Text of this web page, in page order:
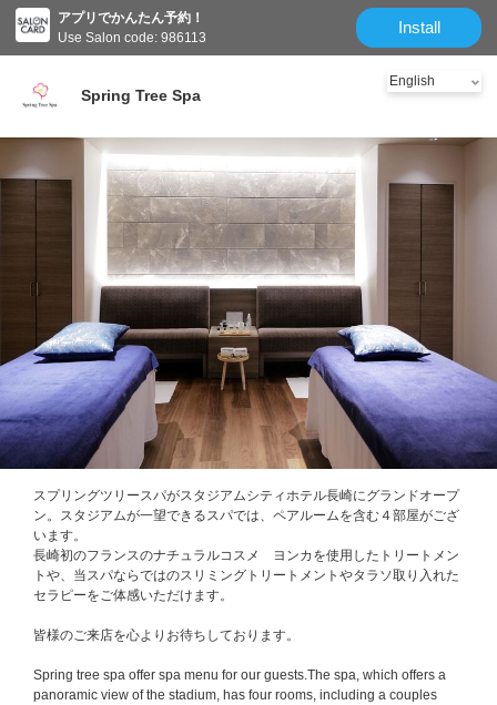
アプリでかんたん予約！
Use Salon code: 986113
Install
クーポン メニュー スタッフ Salon information Reviews
Spring Tree Spa
スプリングツリースパがスタジアムシティホテル長崎にグランドオープ
ン。スタジアムが一望できるスパでは、ペアルームを含む４部屋がござ
います。
長崎初のフランスのナチュラルコスメ ヨンカを使用したトリートメン
トや、当スパならではのスリミングトリートメントやタラソ取り入れた
セラピーをご体感いただけます。
皆様のご来店を心よりお待ちしております。
Spring tree spa offer spa menu for our guests.The spa, which offers a
panoramic view of the stadium, has four rooms, including a couples